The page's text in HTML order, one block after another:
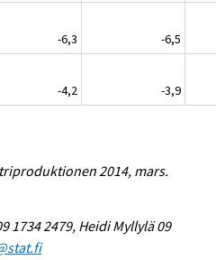
-6,3
-6,5
-4,2 -3,9
2014, mars.
1734 2479, Heidi Myllylä 09